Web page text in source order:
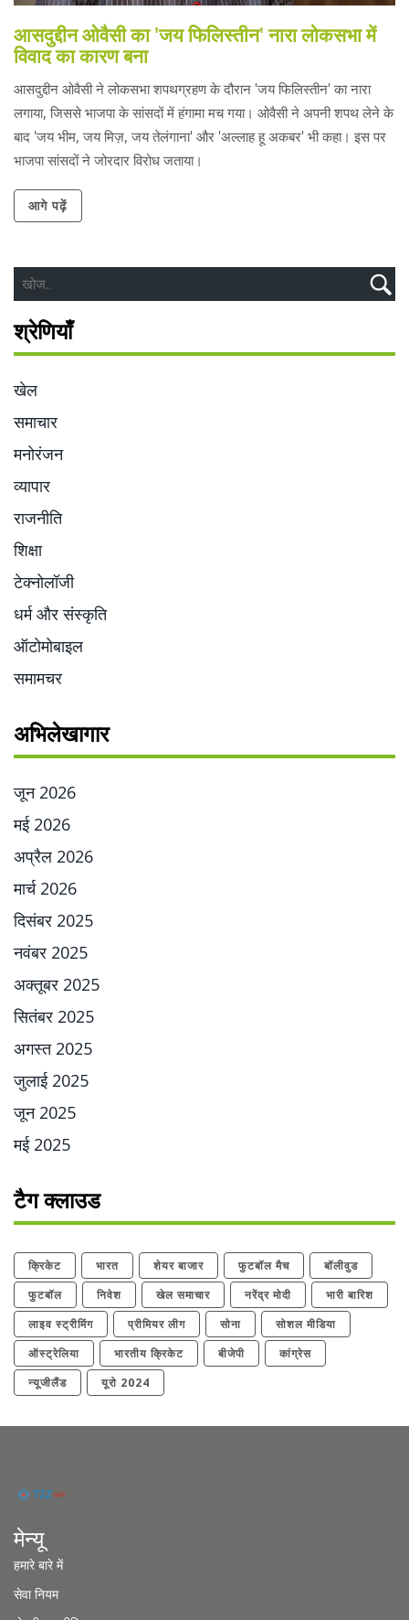
आसदुद्दीन ओवैसी का 'जय फिलिस्तीन' नारा लोकसभा में
विवाद का कारण बना
आसदुद्दीन ओवैसी ने लोकसभा शपथग्रहण के दौरान 'जय फिलिस्तीन' का नारा
लगाया, जिससे भाजपा के सांसदों में हंगामा मच गया। ओवैसी ने अपनी शपथ लेने के
बाद 'जय भीम, जय मिज़, जय तेलंगाना' और 'अल्लाह हू अकबर' भी कहा। इस पर
भाजपा सांसदों ने जोरदार विरोध जताया।
आगे पढ़ें
श्रेणियाँ
खेल
समाचार
मनोरंजन
व्यापार
राजनीति
शिक्षा
टेक्नोलॉजी
धर्म और संस्कृति
ऑटोमोबाइल
समामचर
अभिलेखागार
जून 2026
मई 2026
अप्रैल 2026
मार्च 2026
दिसंबर 2025
नवंबर 2025
अक्तूबर 2025
सितंबर 2025
अगस्त 2025
जुलाई 2025
जून 2025
मई 2025
टैग क्लाउड
क्रिकेट भारत शेयर बाजार फुटबॉल मैच
बॉलीवुड
फुटबॉल
निवेश खेल समाचार नरेंद्र मोदी
भारी बारिश
लाइव स्ट्रीमिंग
प्रीमियर लीग सोना
सोशल मीडिया
ऑस्ट्रेलिया
भारतीय क्रिकेट बीजेपी
कांग्रेस
न्यूजीलैंड
यूरो 2024
मेन्यू
हमारे बारे में
सेवा नियम